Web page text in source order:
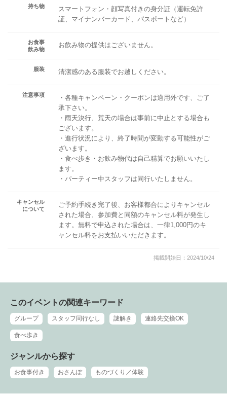
持ち物
スマートフォン・顔写真付きの身分証（運転免許
証、マイナンバーカード、パスポートなど）
お食事
飲み物
お飲み物の提供はございません。
服装 清潔感のある服装でお越しください。
注意事項
・各種キャンペーン・クーポンは適用外です、ご了
承下さい。
・雨天決行、荒天の場合は事前に中止とする場合も
ございます。
・進行状況により、終了時間が変動する可能性がご
ざいます。
・食べ歩き・お飲み物代は自己精算でお願いいたし
ます。
・パーティー中スタッフは同行いたしません。
キャンセル
について
ご予約手続き完了後、お客様都合によりキャンセル
された場合、参加費と同額のキャンセル料が発生し
ます。無料で申込された場合は、一律1,000円のキ
ャンセル料をお支払いいただきます。
掲載開始日：2024/10/24
このイベントの関連キーワード
グループ スタッフ同行なし 謎解き 連絡先交換OK
食べ歩き
ジャンルから探す
お食事付き おさんぽ ものづくり／体験